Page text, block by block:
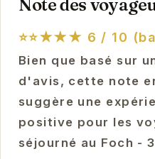
Note des
⭐⭐★★★ 6 / 10
Bien que basé sur
d'avis, cette note
suggère une
positive pour les
séjourné au Foch -